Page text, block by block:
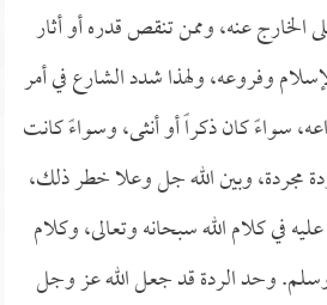
الخارج عنه، وممن تنقص قدره أو أثار
وفروعه، ولهذا شدد الشارع في أمر
سواءً كان ذكراً أو أنثى، وسواءً كانت
مجردة، وبين الله جل وعلا خطر ذلك،
في كلام الله سبحانه وتعالى، وكلام
وحد الردة قد جعل الله عز وجل